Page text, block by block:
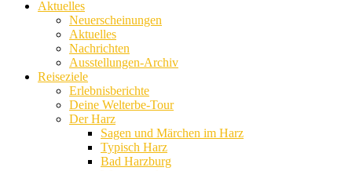
Aktuelles
Neuerscheinungen
Aktuelles
Nachrichten
Ausstellungen-Archiv
Reiseziele
Erlebnisberichte
Deine Welterbe-Tour
Der Harz
Sagen und Märchen im Harz
Typisch Harz
Bad Harzburg